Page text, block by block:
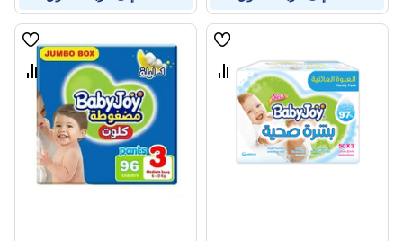
قائمة
قارن
قائمة
قارن